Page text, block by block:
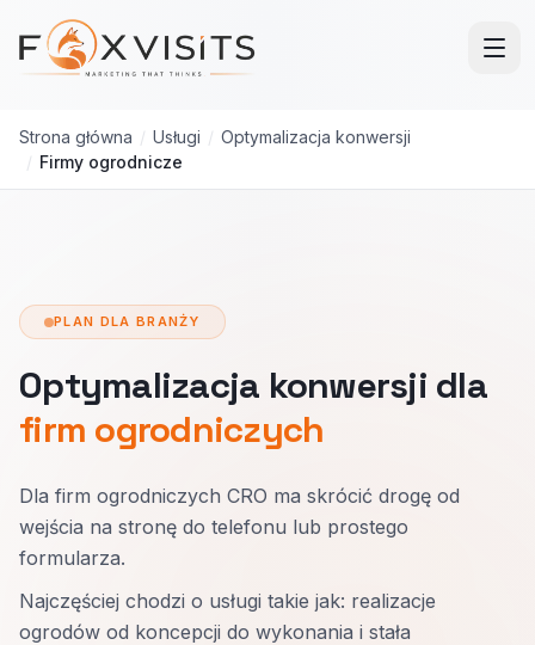
Przejdź do treści głównej
Strona główna / Usługi / Optymalizacja konwersji
/ Firmy ogrodnicze
PLAN DLA BRANŻY
Optymalizacja konwersji dla
firm ogrodniczych
Dla firm ogrodniczych CRO ma skrócić drogę od
wejścia na stronę do telefonu lub prostego
formularza.
Najczęściej chodzi o usługi takie jak: realizacje
ogrodów od koncepcji do wykonania i stała